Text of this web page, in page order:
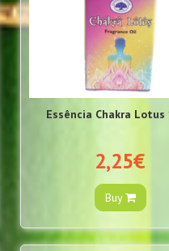
Essência Chakra Lotus
2,25€
Buy